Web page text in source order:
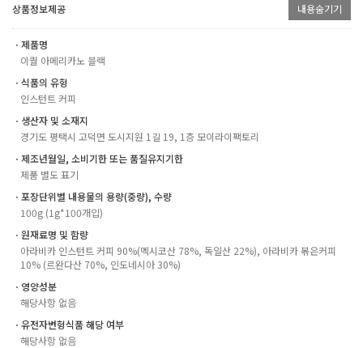
상품정보제공 내용숨기기
ㆍ제품명
이퀄 아메리카노 블랙
ㆍ식품의 유형
인스턴트 커피
ㆍ생산자 및 소재지
경기도 평택시 고덕면 도시지원 1길 19, 1층 모이라이팩토리
ㆍ제조년월일, 소비기한 또는 품질유지기한
제품 별도 표기
ㆍ포장단위별 내용물의 용량(중량), 수량
100g (1g*100개입)
ㆍ원재료명 및 함량
아라비카 인스턴트 커피 90%(멕시코산 78%, 독일산 22%), 아라비카 볶은커피
10% (르완다산 70%, 인도네시아 30%)
ㆍ영양성분
해당사항 없음
ㆍ유전자변형식품 해당 여부
해당사항 없음